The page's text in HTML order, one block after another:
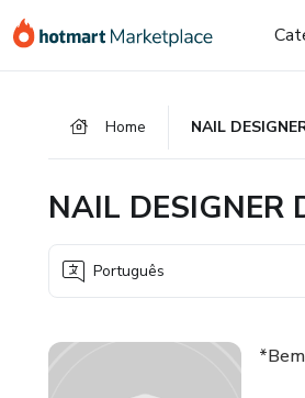
para
para
para
Home
NAIL DESIGNER
Português